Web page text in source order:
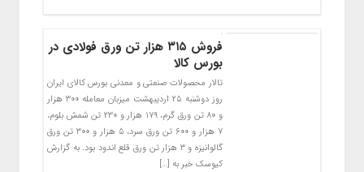
فروش ۳۱۵ هزار تن ورق فولادی در
بورس کالا
تالار محصولات صنعتی و معدنی بورس کالای ایران
روز دوشنبه ۲۵ اردیبهشت میزبان معامله ۳۰۰ هزار
و ۸۰ تن ورق گرم، ۱۷۹ هزار و ۲۳۰ تن شمش بلوم،
۷ هزار و ۶۰۰ تن ورق سرد، ۵ هزار و ۳۰۰ تن ورق
گالوانیزه و ۳ هزار تن ورق قلع اندود بود. به گزارش
کیوسک خبر به […]